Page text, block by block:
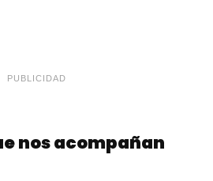
PUBLICIDAD
nos acompañan